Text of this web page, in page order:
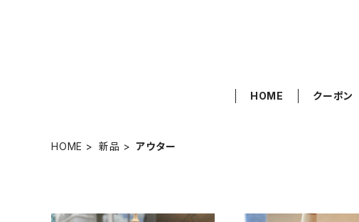
HOME クーポン
HOME 新品 アウター